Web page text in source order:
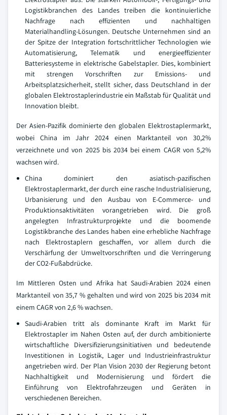
Logistikbranchen des Landes treiben die kontinuierliche
Nachfrage nach effizienten und nachhaltigen
Materialhandling-Lösungen. Deutsche Unternehmen sind an
der Spitze der Integration fortschrittlicher Technologien wie
Automatisierung, Telematik und energieeffizienter
Batteriesysteme in elektrische Gabelstapler. Dies, kombiniert
mit strengen Vorschriften zur Emissions- und
Arbeitsplatzsicherheit, stellt sicher, dass Deutschland in der
globalen Elektrostaplerindustrie ein Maßstab für Qualität und
Innovation bleibt.
Der Asien-Pazifik dominierte den globalen Elektrostaplermarkt,
wobei China im Jahr 2024 einen Marktanteil von 30,2%
verzeichnete und von 2025 bis 2034 bei einem CAGR von 5,2%
wachsen wird.
China dominiert den asiatisch-pazifischen
Elektrostaplermarkt, der durch eine rasche Industrialisierung,
Urbanisierung und den Ausbau von E-Commerce- und
Produktionsaktivitäten vorangetrieben wird. Die groß
angelegten Infrastrukturprojekte und die boomende
Logistikbranche des Landes haben eine erhebliche Nachfrage
nach Elektrostaplern geschaffen, vor allem durch die
Verschärfung der Umweltvorschriften und die Verringerung
der CO2-Fußabdrücke.
Im Mittleren Osten und Afrika hat Saudi-Arabien 2024 einen
Marktanteil von 35,7 % gehalten und wird von 2025 bis 2034 mit
einem CAGR von 2,6 % wachsen.
Saudi-Arabien tritt als dominante Kraft im Markt für
Elektrostapler im Nahen Osten auf, der durch ambitionierte
wirtschaftliche Diversifizierungsinitiativen und bedeutende
Investitionen in Logistik, Lager und Industrieinfrastruktur
angetrieben wird. Der Plan Vision 2030 der Regierung betont
Nachhaltigkeit und Modernisierung und fördert die
Einführung von Elektrofahrzeugen und Geräten in
verschiedenen Bereichen.